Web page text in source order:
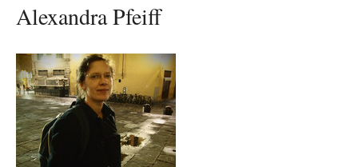
Alexandra Pfeiff